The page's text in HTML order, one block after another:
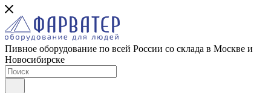
Пивное оборудование по всей России со склада в Москве и
Новосибирске